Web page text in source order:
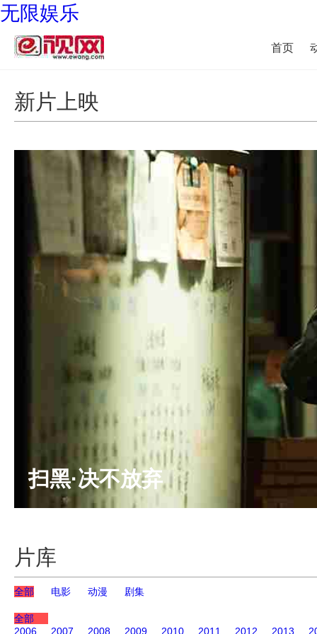
无限娱乐
首页
新片上映
扫黑·决不放弃
片库
全部 电影 动漫 剧集
全部
2006
2007 2008 2009 2010 2011 2012 2013